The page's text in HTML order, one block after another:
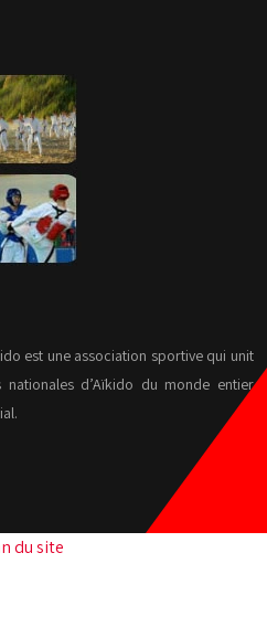
est une association sportive qui unit
d’Aïkido du monde entier
du site